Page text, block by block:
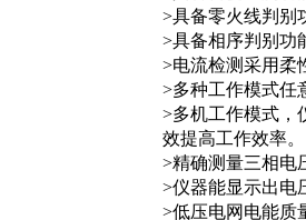
>具备零火线判别
>具备相序判别功
>电流检测采用柔
>多种工作模式任
>多机工作模式，
效提高工作效率。
>精确测量三相电
>仪器能显示出电
>低压电网电能质